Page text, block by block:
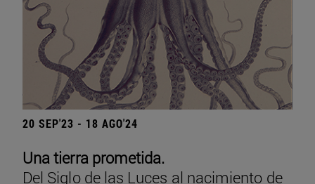
20 SEP'23 - 18 AGO'24
Una tierra prometida.
Del Siglo de las Luces al nacimiento de